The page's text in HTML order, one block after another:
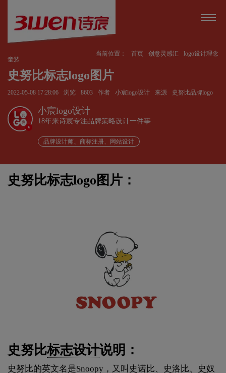
当前位置： 首页 创意灵感汇
logo设计理念
童装
史努比标志logo图片
2022-05-08 17:28:06 浏览 8603 作者 小宸logo设计 来源 史努比品牌logo
v
小宸logo设计
18年来诗宸专注品牌策略设计一件事
品牌设计师、商标注册、网站设计
史努比标志logo图片：
史努比标志设计说明：
史努比的英文名是Snoopy，又叫史诺比、史洛比、史奴